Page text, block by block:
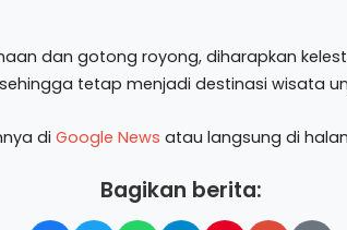
dan gotong royong, diharapkan
tetap menjadi destinasi wisata
di Google News atau langsung di
Bagikan berita: